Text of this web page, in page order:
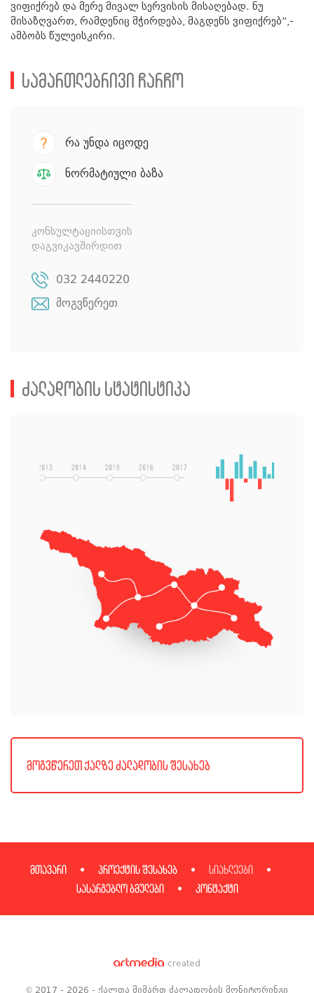
ვიფიქრებ და მერე მივალ სერვისის მისაღებად. ნუ
მისაზღვართ, რამდენიც მჭირდება, მაგდენს ვიფიქრებ”,-
ამბობს წულეისკირი.
სამართლებრივი ჩარჩო
რა უნდა იცოდე
ნორმატიული ბაზა
კონსულტაციისთვის
დაგვიკავშირდით
032 2440220
მოგვწერეთ
ძალადობის სტატისტიკა
მოგვწერეთ ქალზე ძალადობის შესახებ
მთავარი პროექტის შესახებ
სიახლეები
სასარგებლო ბმულები
კონტაქტი
created
© 2017 - 2026 - ქალთა მიმართ ძალადობის მონიტორინგი